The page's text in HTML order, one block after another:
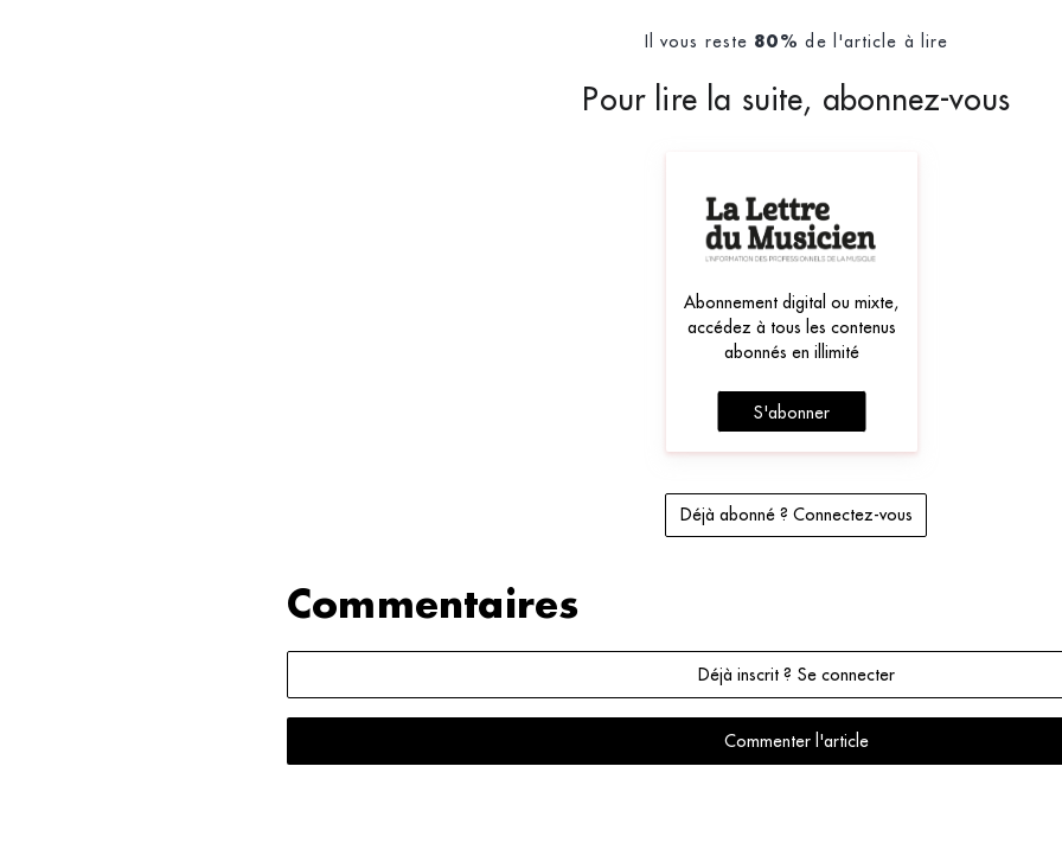
Il vous reste 80% de l'article à lire
Pour lire la suite, abonnez-vous
Abonnement digital ou mixte,
accédez à tous les contenus
abonnés en illimité
S'abonner
Déjà abonné ? Connectez-vous
Commentaires
Déjà inscrit ? Se connecter
Commenter l'article